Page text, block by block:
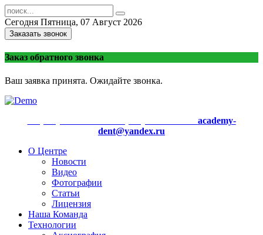
Сегодня Пятница, 07 Август 2026
Заказать звонок
Заказ обратного звонка
Ваш заявка принята. Ожидайте звонка.
academy-
dent@yandex.ru
О Центре
Новости
Видео
Фотографии
Статьи
Лицензия
Наша Команда
Технологии